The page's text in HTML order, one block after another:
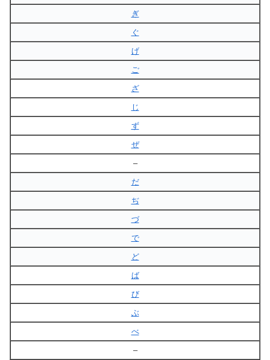
ぎ
ぐ
げ
ご
ざ
じ
ず
ぜ
–
だ
ぢ
づ
で
ど
ば
び
ぶ
べ
–